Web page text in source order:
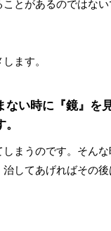
とがあるのではない
ます。
い時に『鏡』を
まうのです。そんな
してあげればその後